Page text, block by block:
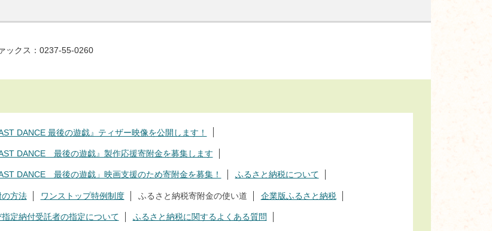
クス：0237-55-0260
DANCE 最後の遊戯』ティザー映像を公開します！
DANCE 最後の遊戯』製作応援寄附金を募集します
DANCE 最後の遊戯」映画支援のため寄附金を募集！ ふるさと納税について
方法 ワンストップ特例制度 ふるさと納税寄附金の使い道 企業版ふるさと納税
定納付受託者の指定について ふるさと納税に関するよくある質問